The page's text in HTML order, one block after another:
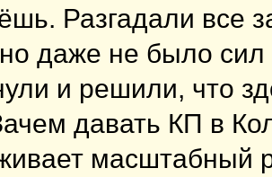
Разгадали все
даже не было
и решили, что
давать КП в
масштабный